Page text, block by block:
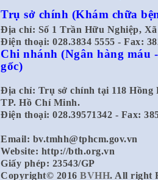
Trụ sở chính (Khám chữa
Địa chỉ: Số 1 Trần Hữu Nghiệp,
Điện thoại: 028.3834 5555 - Fax:
Chi nhánh (Ngân hàng máu
gốc)
Địa chỉ: Trụ sở chính tại 118 Hồng
TP. Hồ Chí Minh.
Điện thoại: 028.39571342 - Fax:
Email: bv.tmhh@tphcm.gov.vn
Website: http://bth.org.vn
Giấy phép: 23543/GP
Copyright© 2016 BVHH. All right